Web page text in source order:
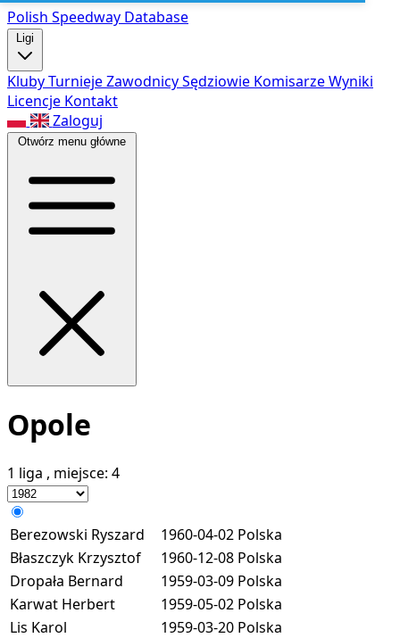
Polish Speedway Database
Ligi
KlubyTurniejeZawodnicySędziowie KomisarzeWyniki
Licencje Kontakt
Zaloguj
Otwórz menu główne
Opole
1 liga , miejsce: 4
Berezowski Ryszard 1960-04-02 Polska
Błaszczyk Krzysztof
1960-12-08 Polska
Dropała Bernard
1959-03-09 Polska
Karwat Herbert
1959-05-02 Polska
Lis Karol
1959-03-20 Polska